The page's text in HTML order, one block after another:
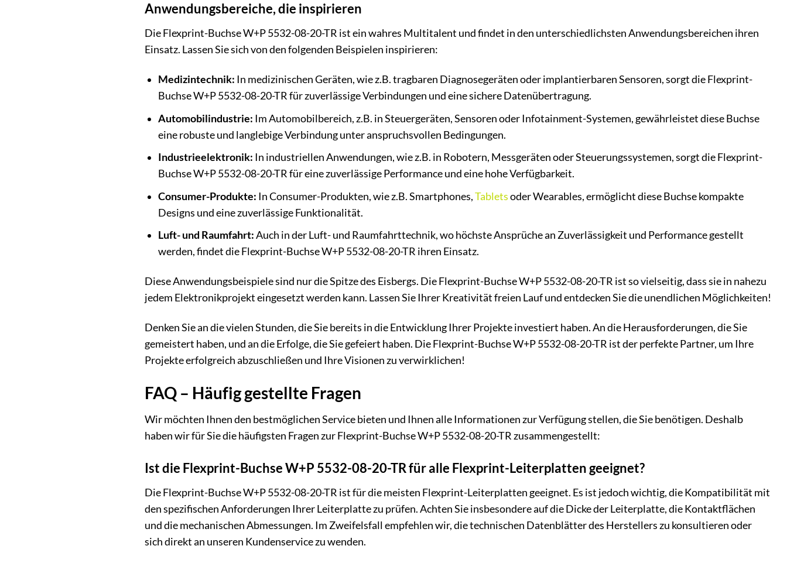
Anwendungsbereiche, die inspirieren
Die Flexprint-Buchse W+P 5532-08-20-TR ist ein wahres Multitalent und findet in den unterschiedlichsten Anwendungsbereichen ihren
Einsatz. Lassen Sie sich von den folgenden Beispielen inspirieren:
Medizintechnik: In medizinischen Geräten, wie z.B. tragbaren Diagnosegeräten oder implantierbaren Sensoren, sorgt die Flexprint-
Buchse W+P 5532-08-20-TR für zuverlässige Verbindungen und eine sichere Datenübertragung.
Automobilindustrie: Im Automobilbereich, z.B. in Steuergeräten, Sensoren oder Infotainment-Systemen, gewährleistet diese Buchse
eine robuste und langlebige Verbindung unter anspruchsvollen Bedingungen.
Industrieelektronik: In industriellen Anwendungen, wie z.B. in Robotern, Messgeräten oder Steuerungssystemen, sorgt die Flexprint-
Buchse W+P 5532-08-20-TR für eine zuverlässige Performance und eine hohe Verfügbarkeit.
Consumer-Produkte: In Consumer-Produkten, wie z.B. Smartphones,Tabletsoder Wearables, ermöglicht diese Buchse kompakte
Designs und eine zuverlässige Funktionalität.
Luft- und Raumfahrt:Auch in der Luft- und Raumfahrttechnik, wo höchste Ansprüche an Zuverlässigkeit und Performance gestellt
werden, findet die Flexprint-Buchse W+P 5532-08-20-TR ihren Einsatz.
Diese Anwendungsbeispiele sind nur die Spitze des Eisbergs. Die Flexprint-Buchse W+P 5532-08-20-TR ist so vielseitig, dass sie in nahezu
jedem Elektronikprojekt eingesetzt werden kann. Lassen Sie Ihrer Kreativität freien Lauf und entdecken Sie die unendlichen Möglichkeiten!
Denken Sie an die vielen Stunden, die Sie bereits in die Entwicklung Ihrer Projekte investiert haben. An die Herausforderungen, die Sie
gemeistert haben, und an die Erfolge, die Sie gefeiert haben. Die Flexprint-Buchse W+P 5532-08-20-TR ist der perfekte Partner, um Ihre
Projekte erfolgreich abzuschließen und Ihre Visionen zu verwirklichen!
FAQ – Häufig gestellte Fragen
Wir möchten Ihnen den bestmöglichen Service bieten und Ihnen alle Informationen zur Verfügung stellen, die Sie benötigen. Deshalb
haben wir für Sie die häufigsten Fragen zur Flexprint-Buchse W+P 5532-08-20-TR zusammengestellt:
Ist die Flexprint-Buchse W+P 5532-08-20-TR für alle Flexprint-Leiterplatten geeignet?
Die Flexprint-Buchse W+P 5532-08-20-TR ist für die meisten Flexprint-Leiterplatten geeignet. Es ist jedoch wichtig, die Kompatibilität mit
den spezifischen Anforderungen Ihrer Leiterplatte zu prüfen. Achten Sie insbesondere auf die Dicke der Leiterplatte, die Kontaktflächen
und die mechanischen Abmessungen. Im Zweifelsfall empfehlen wir, die technischen Datenblätter des Herstellers zu konsultieren oder
sich direkt an unseren Kundenservice zu wenden.